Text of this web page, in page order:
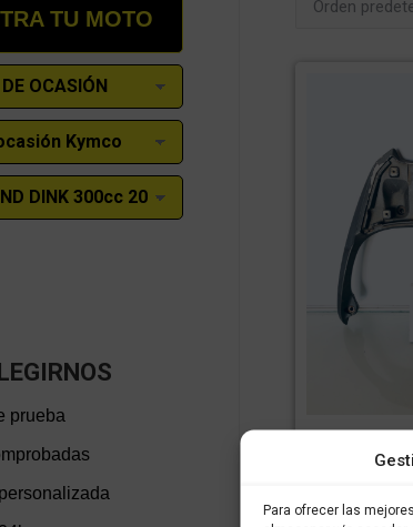
Para ofrecer las
125/
TU MOTO
prueba